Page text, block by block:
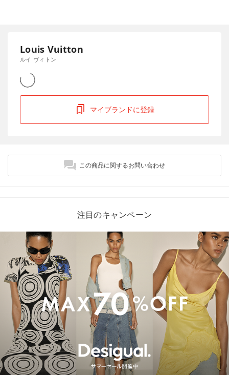
Louis Vuitton
ルイ ヴィトン
マイブランドに登録
この商品に関するお問い合わせ
注目のキャンペーン